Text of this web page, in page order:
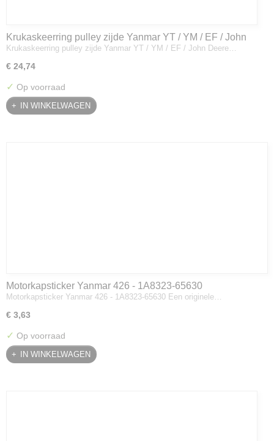
Krukaskeerring pulley zijde Yanmar YT / YM / EF / John
Deere - 119934-01800
Krukaskeerring pulley zijde Yanmar YT / YM / EF / John Deere…
€ 24,74
✓ Op voorraad
IN WINKELWAGEN
Motorkapsticker Yanmar 426 - 1A8323-65630
Motorkapsticker Yanmar 426 - 1A8323-65630 Een originele…
€ 3,63
✓ Op voorraad
IN WINKELWAGEN